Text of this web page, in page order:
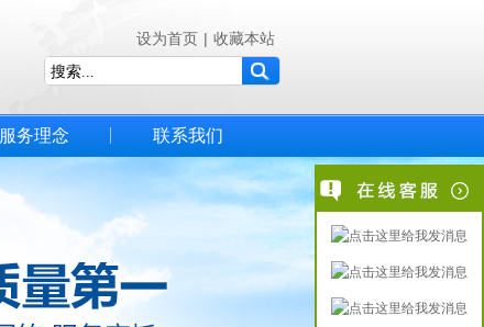
设为首页 | 收藏本站
服务理念 联系我们